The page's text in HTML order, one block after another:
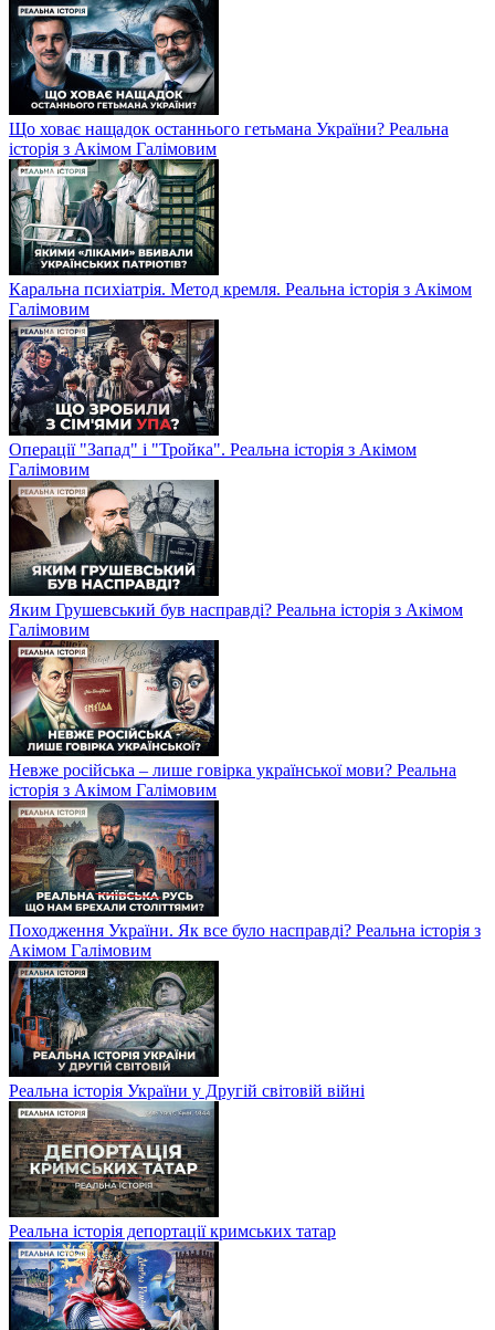
Що ховає нащадок останнього гетьмана України? Реальна
історія з Акімом Галімовим
Каральна психіатрія. Метод кремля. Реальна історія з Акімом
Галімовим
Операції "Запад" і "Тройка". Реальна історія з Акімом
Галімовим
Яким Грушевський був насправді? Реальна історія з Акімом
Галімовим
Невже російська – лише говірка української мови? Реальна
історія з Акімом Галімовим
Походження України. Як все було насправді? Реальна історія з
Акімом Галімовим
Реальна історія України у Другій світовій війні
Реальна історія депортації кримських татар